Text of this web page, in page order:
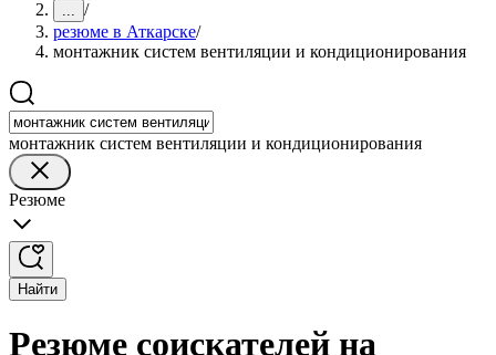
... /
резюме в Аткарске/
монтажник систем вентиляции и кондиционирования
монтажник систем вентиляции и кондиционирования
Резюме
Найти
Резюме соискателей на